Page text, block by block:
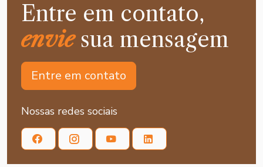
Entre em contato,
enviesua mensagem
Entre em contato
Nossas redes sociais